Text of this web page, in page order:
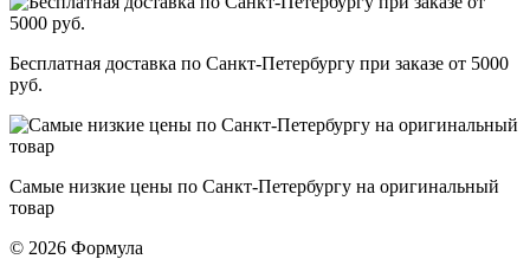
Бесплатная доставка по Санкт-Петербургу при заказе от 5000
руб.
Самые низкие цены по Санкт-Петербургу на оригинальный
товар
© 2026 Формула